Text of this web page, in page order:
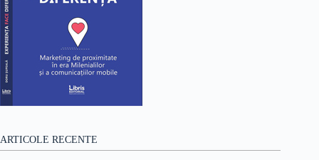
ARTICOLE RECENTE